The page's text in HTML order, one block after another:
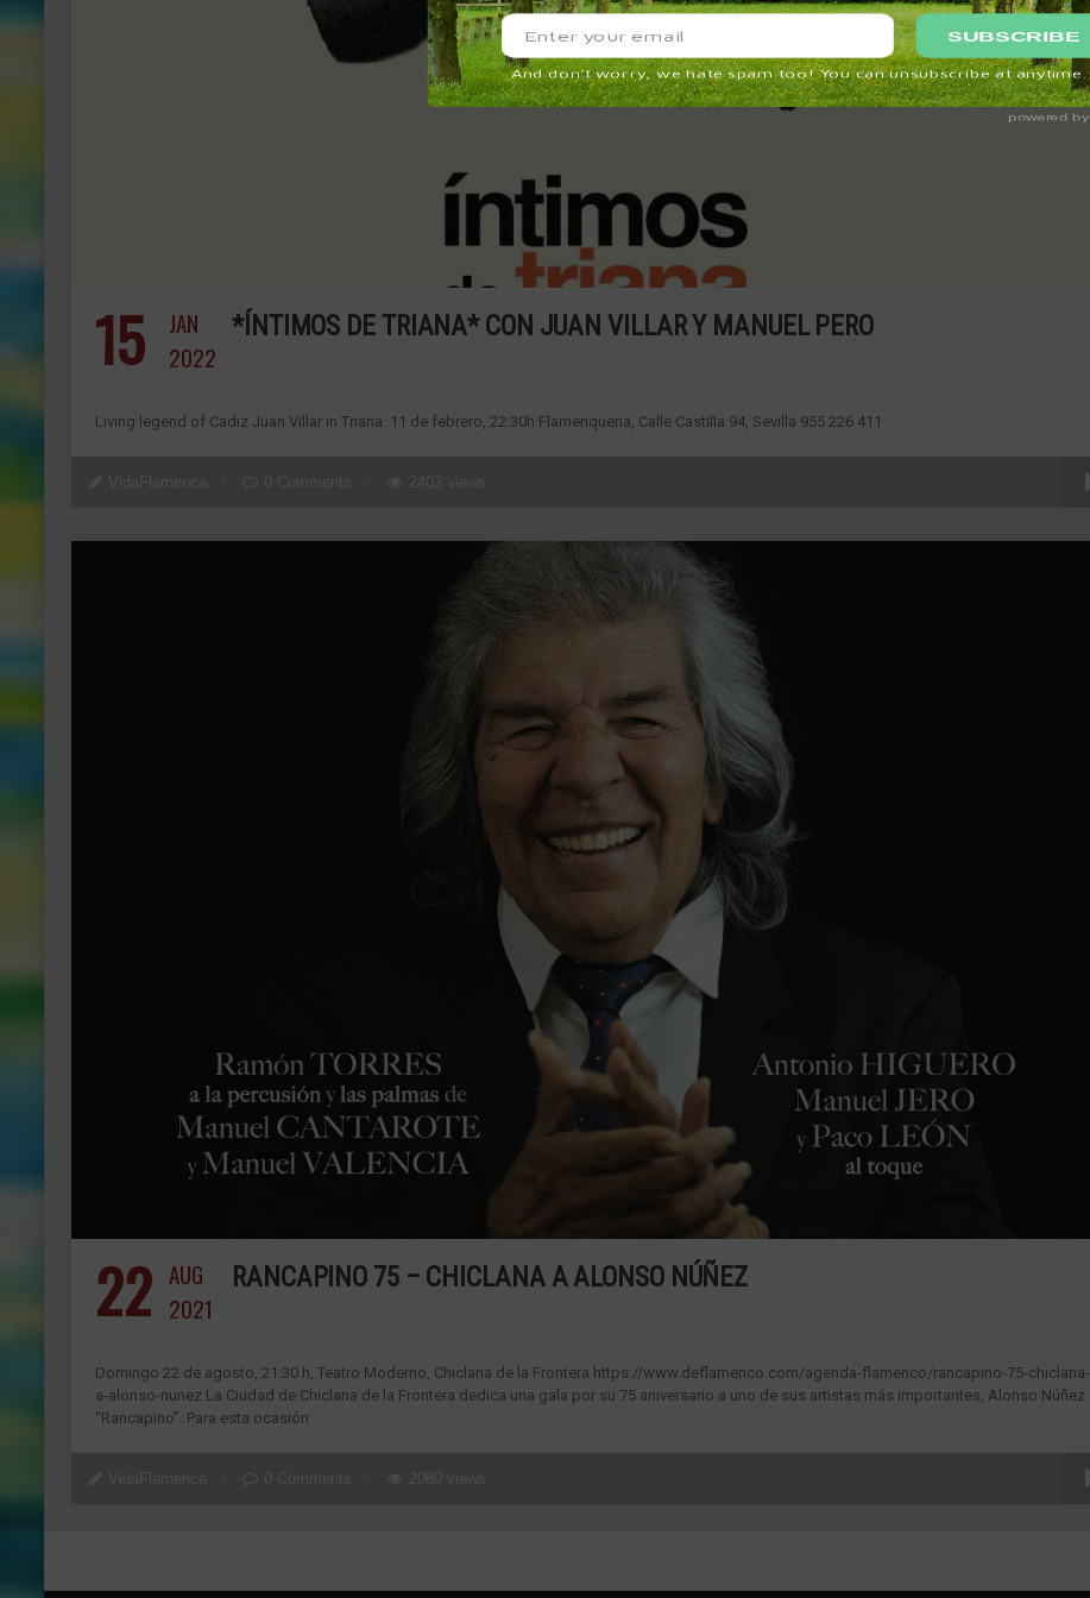
15
JAN
2022
*ÍNTIMOS DE TRIANA* CON JUAN VILLAR Y MANUEL PERO
Living legend of Cadiz Juan Villar in Triana. 11 de febrero, 22:30h Flamenqueria, Calle Castilla 94, Sevilla 955 226 411
22 AUG
2021
RANCAPINO 75 – CHICLANA A ALONSO NÚÑEZ
Domingo 22 de agosto, 21:30 h, Teatro Moderno, Chiclana de la Frontera https://www.deflamenco.com/agenda-flamenco/rancapino-75-chiclana-
a-alonso-nunez La Ciudad de Chiclana de la Frontera dedica una gala por su 75 aniversario a uno de sus artistas más importantes, Alonso Núñez
“Rancapino”. Para esta ocasión